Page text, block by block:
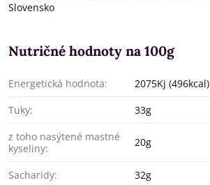
Slovensko
Nutričné hodnoty na 100g
Energetická hodnota:
2075Kj (496kcal)
Tuky:
33g
z toho nasýtené mastné
kyseliny:
20g
Sacharidy:
32g